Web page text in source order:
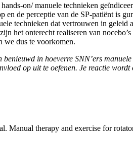
on/ manuele technieken
en de perceptie van de SP-patiënt
technieken dat vertrouwen in geleid
het onterecht realiseren van
we dus te voorkomen.
in hoeverre SNN’ers
op uit te oefenen. Je reactie
Manual therapy and exercise for